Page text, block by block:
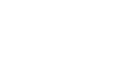
zugeschnitten ist. Die
ab und ist Marktführer
ihrer hohen
Anbieter von
mBank in Polen sind